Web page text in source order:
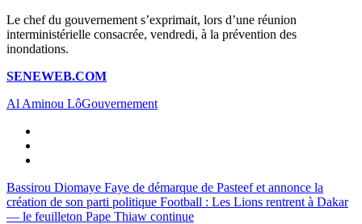
Le chef du gouvernement s’exprimait, lors d’une réunion
interministérielle consacrée, vendredi, à la prévention des
inondations.
SENEWEB.COM
Al Aminou LôGouvernement
Bassirou Diomaye Faye de démarque de Pasteef et annonce la
création de son parti politique Football : Les Lions rentrent à Dakar
— le feuilleton Pape Thiaw continue